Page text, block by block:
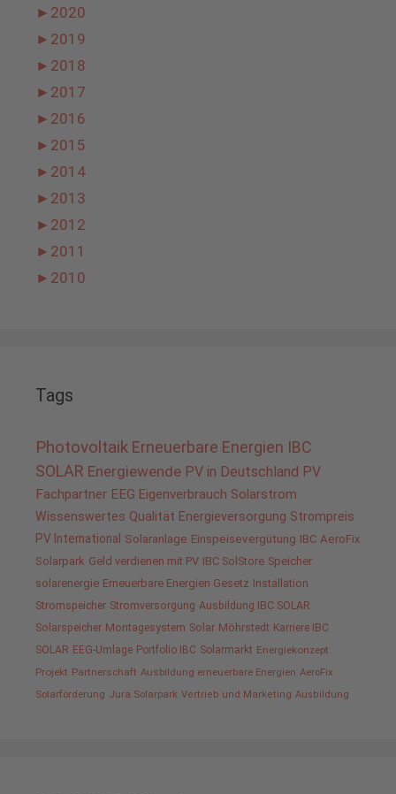
► 2020
► 2019
► 2018
► 2017
► 2016
► 2015
► 2014
► 2013
► 2012
► 2011
► 2010
Tags
Photovoltaik Erneuerbare Energien IBC
SOLAR Energiewende PV in Deutschland PV
Fachpartner EEG Eigenverbrauch Solarstrom
Wissenswertes Qualität Energieversorgung Strompreis
PV International Solaranlage Einspeisevergütung IBC AeroFix
Solarpark Geld verdienen mit PV IBC SolStore Speicher
solarenergie Erneuerbare Energien Gesetz Installation
Stromspeicher Stromversorgung Ausbildung IBC SOLAR
Solarspeicher Montagesystem Solar Möhrstedt Karriere IBC
SOLAR EEG-Umlage Portfolio IBC Solarmarkt Energiekonzept
Projekt Partnerschaft Ausbildung erneuerbare Energien AeroFix
Solarförderung Jura Solarpark Vertrieb und Marketing Ausbildung